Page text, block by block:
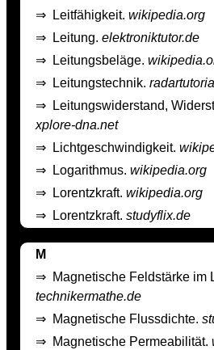
⇒
Leitfähigkeit. wikipedia.org
⇒
Leitung. elektroniktutor.de
⇒
Leitungsbeläge.
⇒
Leitungstechnik.
⇒
Leitungswiderstand,
xplore-dna.net
⇒
Lichtgeschwindigkeit.
⇒
Logarithmus. wikipedia.org
⇒
Lorentzkraft. wikipedia.org
⇒
Lorentzkraft. studyflix.de
M
⇒ Magnetische Feldstärke im
technikermathe.de
⇒ Magnetische Flussdichte.
⇒ Magnetische Permeabilität.